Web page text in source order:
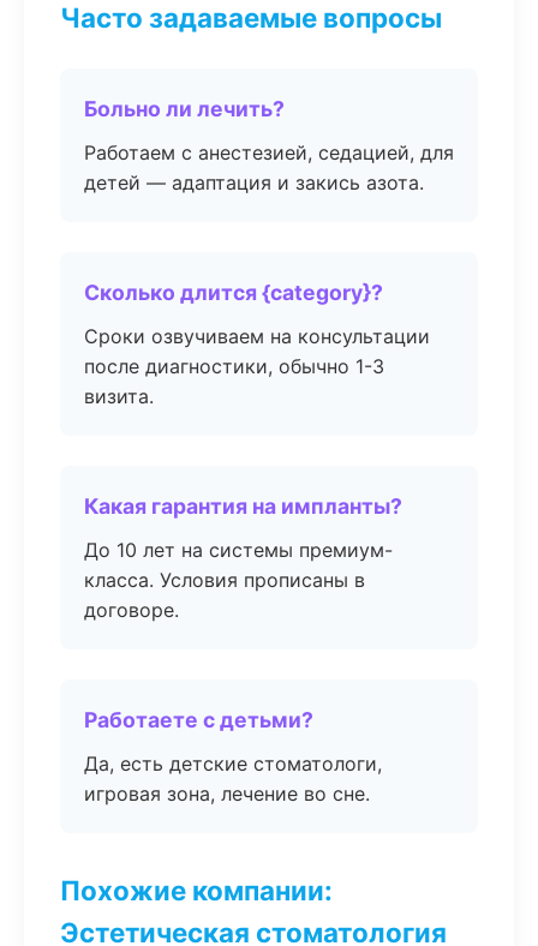
Часто задаваемые вопросы
Больно ли лечить?
Работаем с анестезией, седацией, для
детей — адаптация и закись азота.
Сколько длится {category}?
Сроки озвучиваем на консультации
после диагностики, обычно 1-3
визита.
Какая гарантия на импланты?
До 10 лет на системы премиум-
класса. Условия прописаны в
договоре.
Работаете с детьми?
Да, есть детские стоматологи,
игровая зона, лечение во сне.
Похожие компании:
Эстетическая стоматология